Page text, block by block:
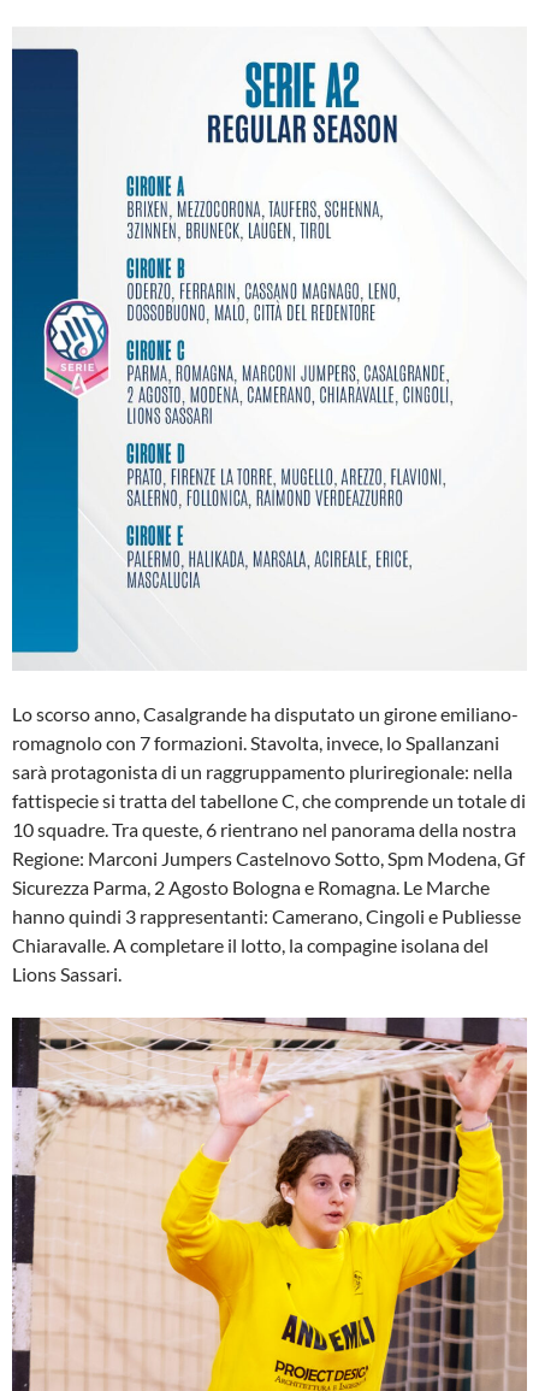
Lo scorso anno, Casalgrande ha disputato un girone emiliano-
romagnolo con 7 formazioni. Stavolta, invece, lo Spallanzani
sarà protagonista di un raggruppamento pluriregionale: nella
fattispecie si tratta del tabellone C, che comprende un totale di
10 squadre. Tra queste, 6 rientrano nel panorama della nostra
Regione: Marconi Jumpers Castelnovo Sotto, Spm Modena, Gf
Sicurezza Parma, 2 Agosto Bologna e Romagna. Le Marche
hanno quindi 3 rappresentanti: Camerano, Cingoli e Publiesse
Chiaravalle. A completare il lotto, la compagine isolana del
Lions Sassari.